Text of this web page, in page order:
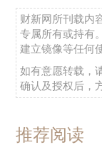
财新网所刊载内
专属所有或持有
建立镜像等任何
如有意愿转载，
确认及授权后，
推荐阅读